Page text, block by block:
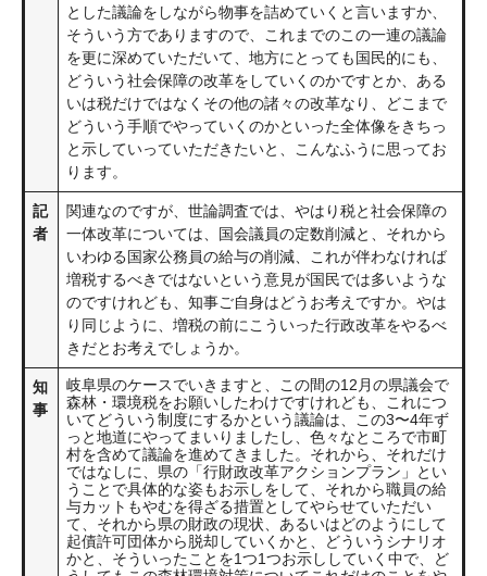
とした議論をしながら物事を詰めていくと言いますか、
そういう方でありますので、これまでのこの一連の議論
を更に深めていただいて、地方にとっても国民的にも、
どういう社会保障の改革をしていくのかですとか、ある
いは税だけではなくその他の諸々の改革なり、どこまで
どういう手順でやっていくのかといった全体像をきちっ
と示していっていただきたいと、こんなふうに思ってお
ります。
記
者
関連なのですが、世論調査では、やはり税と社会保障の
一体改革については、国会議員の定数削減と、それから
いわゆる国家公務員の給与の削減、これが伴わなければ
増税するべきではないという意見が国民では多いような
のですけれども、知事ご自身はどうお考えですか。やは
り同じように、増税の前にこういった行政改革をやるべ
きだとお考えでしょうか。
知
事
岐阜県のケースでいきますと、この間の12月の県議会で
森林・環境税をお願いしたわけですけれども、これにつ
いてどういう制度にするかという議論は、この3〜4年ず
っと地道にやってまいりましたし、色々なところで市町
村を含めて議論を進めてきました。それから、それだけ
ではなしに、県の「行財政改革アクションプラン」とい
うことで具体的な姿もお示しをして、それから職員の給
与カットもやむを得ざる措置としてやらせていただい
て、それから県の財政の現状、あるいはどのようにして
起債許可団体から脱却していくかと、どういうシナリオ
かと、そういったことを1つ1つお示ししていく中で、ど